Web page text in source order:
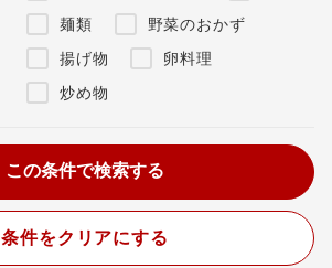
麺類
野菜のおかず
揚げ物
卵料理
炒め物
条件をクリアにする